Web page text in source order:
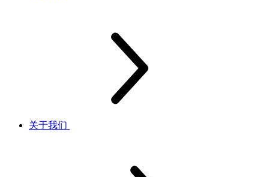
关于我们